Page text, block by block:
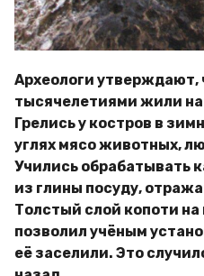
Археологи утверждают,
тысячелетиями жили
Грелись у костров в
углях мясо животных,
Учились обрабатывать
из глины посуду,
Толстый слой копоти
позволил учёным
её заселили. Это